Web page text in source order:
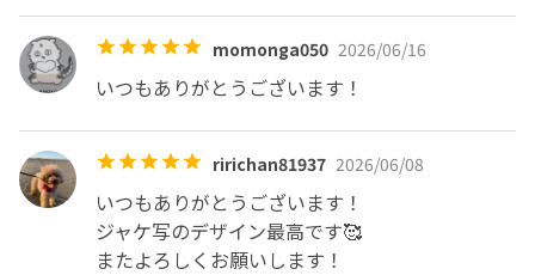
momonga050 2026/06/16
いつもありがとうございます！
ririchan81937 2026/06/08
いつもありがとうございます！
ジャケ写のデザイン最高です🥰
またよろしくお願いします！